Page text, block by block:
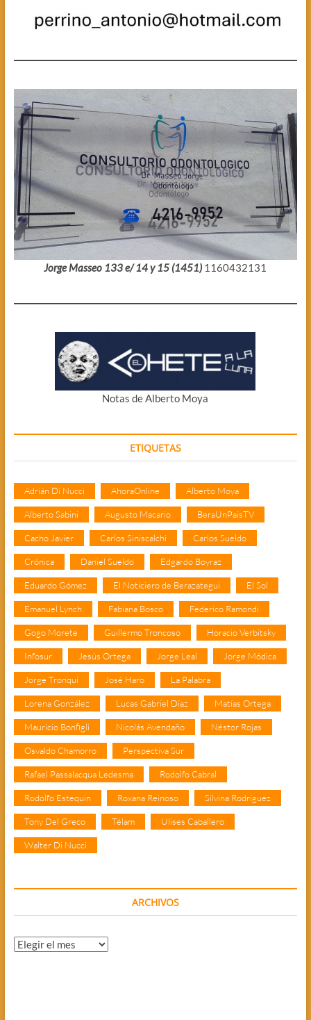
Jorge Masseo 133 e/ 14 y 15 (1451) 1160432131
Notas de Alberto Moya
ETIQUETAS
Adrián Di Nucci AhoraOnline Alberto Moya
Alberto Sabini Augusto Macario BeraUnPaisTV
Cacho Javier Carlos Siniscalchi Carlos Sueldo
Crónica Daniel Sueldo Edgardo Boyraz
Eduardo Gómez El Noticiero de Berazategui El Sol
Emanuel Lynch Fabiana Bosco Federico Ramondi
Gogo Morete Guillermo Troncoso Horacio Verbitsky
Infosur Jesús Ortega Jorge Leal Jorge Módica
Jorge Tronqui José Haro La Palabra
Lorena González Lucas Gabriel Díaz Matías Ortega
Mauricio Bonfigli Nicolás Avendaño Néstor Rojas
Osvaldo Chamorro Perspectiva Sur
Rafael Passalacqua Ledesma Rodolfo Cabral
Rodolfo Estequin Roxana Reinoso Silvina Rodríguez
Tony Del Greco Télam Ulises Caballero
Walter Di Nucci
ARCHIVOS
Archivos